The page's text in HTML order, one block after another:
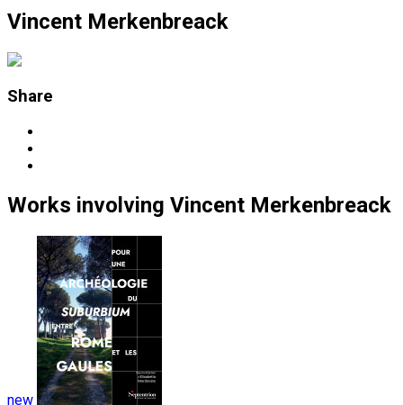
Vincent Merkenbreack
Share
Works involving Vincent Merkenbreack
new